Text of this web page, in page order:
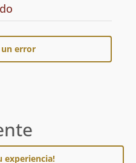
error
experiencia!